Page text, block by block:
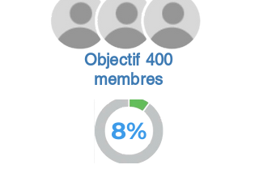
Objectif 400
membres
8%